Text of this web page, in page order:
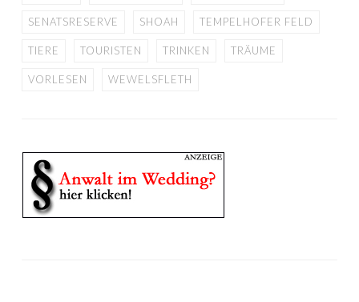
SENATSRESERVE SHOAH TEMPELHOFER FELD
TIERE TOURISTEN TRINKEN TRÄUME
VORLESEN WEWELSFLETH